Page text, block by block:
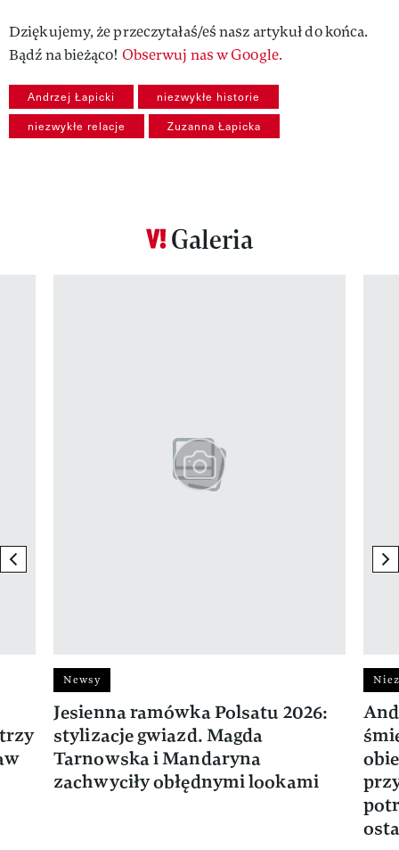
Dziękujemy, że przeczytałaś/eś nasz artykuł do końca.
Bądź na bieżąco! Obserwuj nas w Google.
Andrzej Łapicki niezwykłe historie
niezwykłe relacje Zuzanna Łapicka
Galeria
previous element
Newsy
Jesienna ramówka Polsatu 2026:
stylizacje gwiazd. Magda
Tarnowska i Mandaryna
zachwyciły obłędnymi lookami